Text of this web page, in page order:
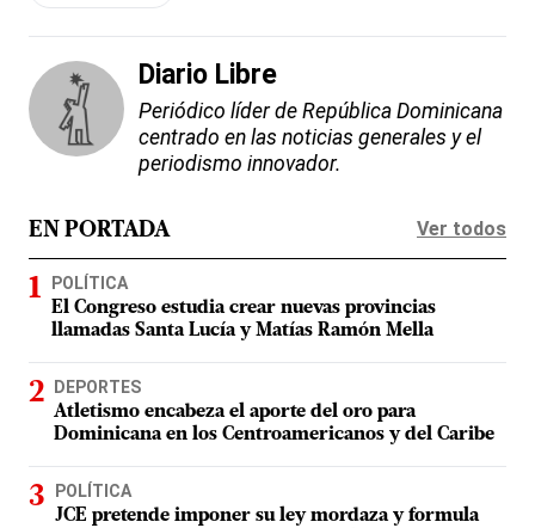
Diario Libre
Periódico líder de República Dominicana
centrado en las noticias generales y el
periodismo innovador.
EN PORTADA Ver todos
POLÍTICA
El Congreso estudia crear nuevas provincias
llamadas Santa Lucía y Matías Ramón Mella
DEPORTES
Atletismo encabeza el aporte del oro para
Dominicana en los Centroamericanos y del Caribe
POLÍTICA
JCE pretende imponer su ley mordaza y formula